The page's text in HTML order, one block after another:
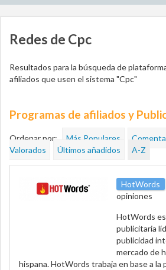
Redes de Cpc
Resultados para la búsqueda de
afiliados que usen el sistema "Cpc"
Programas de afiliados y
Ordenar por: Más Populares
Valorados
Últimos añadidos A-Z
HotWords
opiniones
HotWords
publicitaria
publicidad
mercado de
hispana. HotWords trabaja en base a la